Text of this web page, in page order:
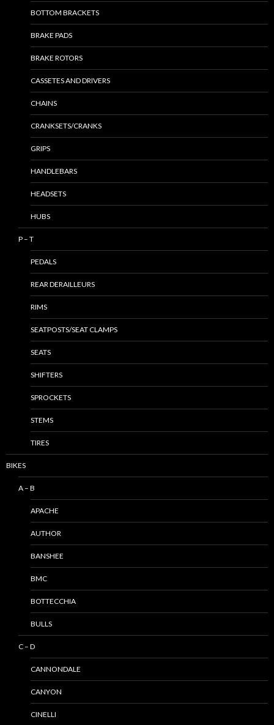
BOTTOM BRACKETS
BRAKE PADS
BRAKE ROTORS
CASSETES AND DRIVERS
CHAINS
CRANKSETS/CRANKS
GRIPS
HANDLEBARS
HEADSETS
HUBS
P – T
PEDALS
REAR DERAILLEURS
RIMS
SEATPOSTS/SEAT CLAMPS
SEATS
SHIFTERS
SPROCKETS
STEMS
TIRES
BIKES
A – B
APACHE
AUTHOR
BANSHEE
BMC
BOTTECCHIA
BULLS
C – D
CANNONDALE
CANYON
CINELLI